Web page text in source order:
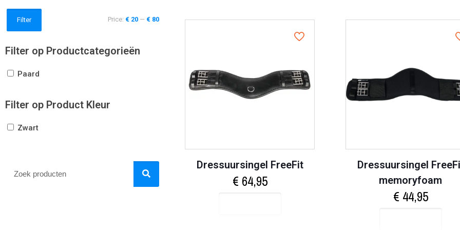
Filter Price: € 20 — € 80
Filter op Productcategorieën
Paard
Filter op Product Kleur
Zwart
Dressuursingel FreeFit
€ 64,95
Dressuursingel
memoryfoam
€ 44,95